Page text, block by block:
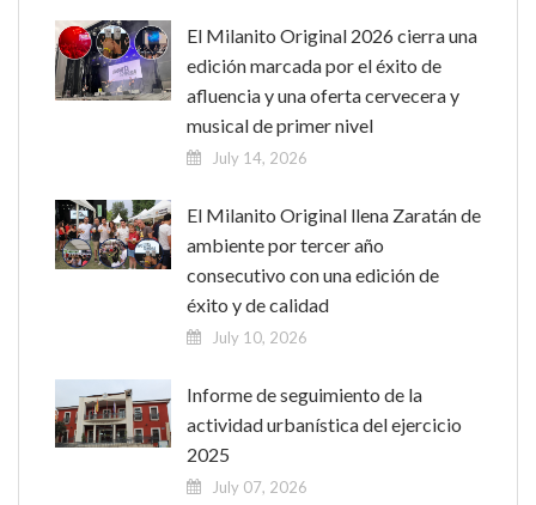
El Milanito Original 2026 cierra una
edición marcada por el éxito de
afluencia y una oferta cervecera y
musical de primer nivel
July 14, 2026
El Milanito Original llena Zaratán de
ambiente por tercer año
consecutivo con una edición de
éxito y de calidad
July 10, 2026
Informe de seguimiento de la
actividad urbanística del ejercicio
2025
July 07, 2026